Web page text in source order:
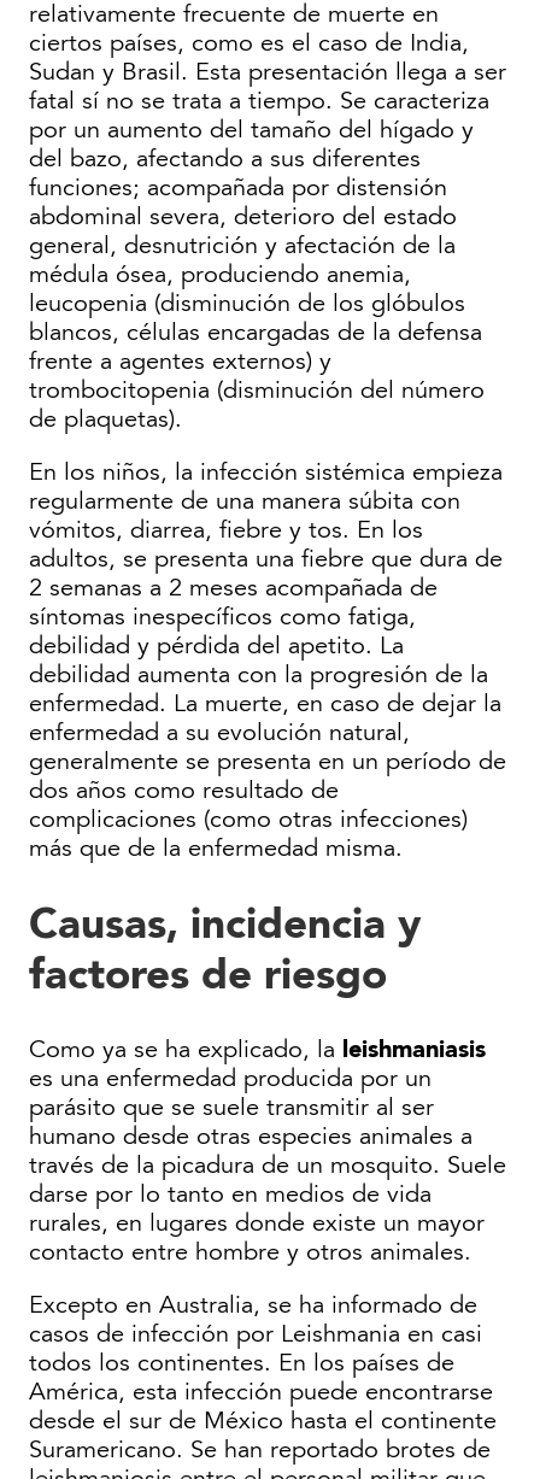
relativamente frecuente de muerte en
ciertos países, como es el caso de India,
Sudan y Brasil. Esta presentación llega a ser
fatal sí no se trata a tiempo. Se caracteriza
por un aumento del tamaño del hígado y
del bazo, afectando a sus diferentes
funciones; acompañada por distensión
abdominal severa, deterioro del estado
general, desnutrición y afectación de la
médula ósea, produciendo anemia,
leucopenia (disminución de los glóbulos
blancos, células encargadas de la defensa
frente a agentes externos) y
trombocitopenia (disminución del número
de plaquetas).
En los niños, la infección sistémica empieza
regularmente de una manera súbita con
vómitos, diarrea, fiebre y tos. En los
adultos, se presenta una fiebre que dura de
2 semanas a 2 meses acompañada de
síntomas inespecíficos como fatiga,
debilidad y pérdida del apetito. La
debilidad aumenta con la progresión de la
enfermedad. La muerte, en caso de dejar la
enfermedad a su evolución natural,
generalmente se presenta en un período de
dos años como resultado de
complicaciones (como otras infecciones)
más que de la enfermedad misma.
Causas, incidencia y
factores de riesgo
Como ya se ha explicado, la leishmaniasis
es una enfermedad producida por un
parásito que se suele transmitir al ser
humano desde otras especies animales a
través de la picadura de un mosquito. Suele
darse por lo tanto en medios de vida
rurales, en lugares donde existe un mayor
contacto entre hombre y otros animales.
Excepto en Australia, se ha informado de
casos de infección por Leishmania en casi
todos los continentes. En los países de
América, esta infección puede encontrarse
desde el sur de México hasta el continente
Suramericano. Se han reportado brotes de